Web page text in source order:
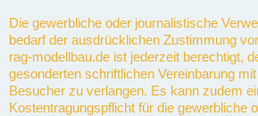
Die gewerbliche oder journalistische
bedarf der ausdrücklichen Zustimmung
rag-modellbau.de ist jederzeit berechtigt,
gesonderten schriftlichen Vereinbarung
Besucher zu verlangen. Es kann zudem
Kostentragungspflicht für die gewerbliche